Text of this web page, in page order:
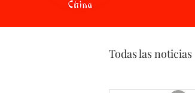
Todas las noticias